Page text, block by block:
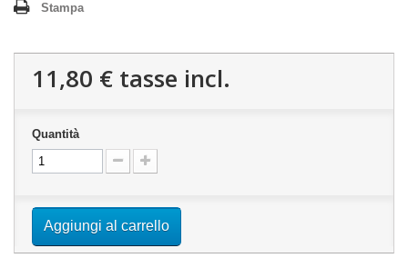
Stampa
11,80 € tasse incl.
Quantità
Aggiungi al carrello